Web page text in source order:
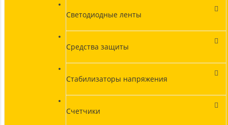
Светодиодные ленты
Средства защиты
Стабилизаторы напряжения
Счетчики